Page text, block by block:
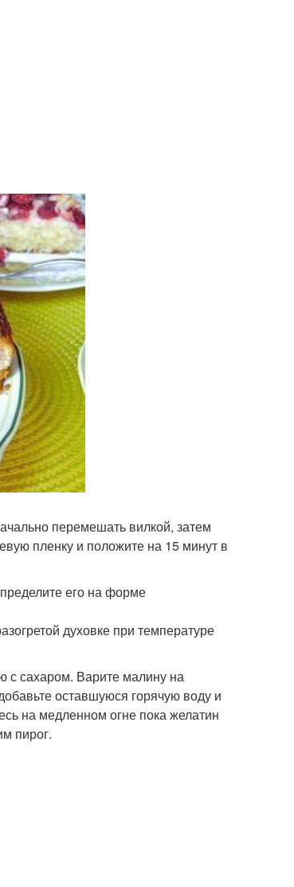
перемешать вилкой, затем
пленку и положите на 15 минут в
его на форме
духовке при температуре
с сахаром. Варите малину на
оставшуюся горячую воду и
на медленном огне пока желатин
пирог.